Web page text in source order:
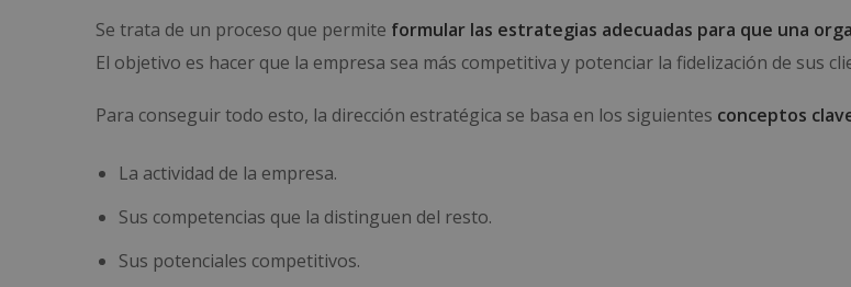
Se trata de un proceso que permite formular las estrategias adecuadas para que una
El objetivo es hacer que la empresa sea más competitiva y potenciar la fidelización de sus
Para conseguir todo esto, la dirección estratégica se basa en los siguientes conceptos
La actividad de la empresa.
Sus competencias que la distinguen del resto.
Sus potenciales competitivos.